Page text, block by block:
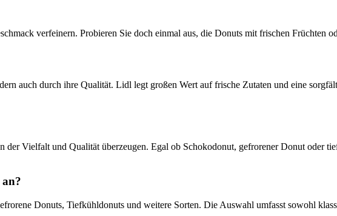
verfeinern. Probieren Sie doch einmal aus, die Donuts mit frischen Früchten
auch durch ihre Qualität. Lidl legt großen Wert auf frische Zutaten und eine
der Vielfalt und Qualität überzeugen. Egal ob Schokodonut, gefrorener Donut oder
Donuts, Tiefkühldonuts und weitere Sorten. Die Auswahl umfasst sowohl